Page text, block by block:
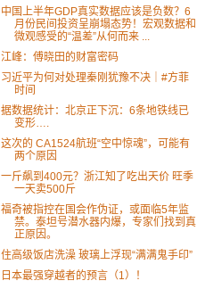
中国上半年GDP真实数据应该是负数？6
月份民间投资呈崩塌态势！宏观数据和
微观感受的“温差”从何而来 ...
江峰：傅晓田的财富密码
习近平为何对处理秦刚犹豫不决｜#方菲
时间
据数据统计：北京正下沉：6条地铁线已
变形….
这次的 CA1524航班“空中惊魂”，可能有
两个原因
一斤飙到400元？浙江知了吃出天价 旺季
一天卖500斤
福奇被指控在国会作伪证，或面临5年监
禁。泰坦号潜水器内爆，专家们找到真
正原因。
住高级饭店洗澡 玻璃上浮现“满满鬼手印”
日本最强穿越者的预言（1）！